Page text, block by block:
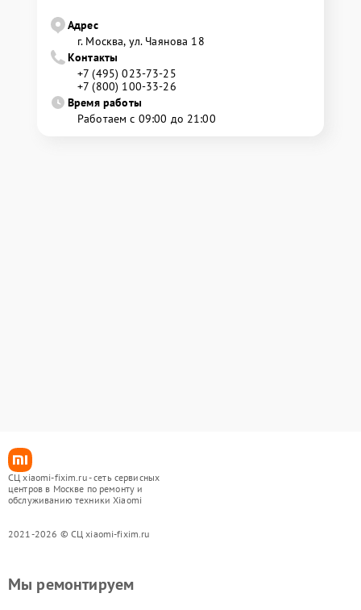
Адрес
г. Москва, ул. Чаянова 18
Контакты
+7 (495) 023-73-25
+7 (800) 100-33-26
Время работы
Работаем с 09:00 до 21:00
СЦ xiaomi-fixim.ru - сеть сервисных
центров в Москве по ремонту и
обслуживанию техники Xiaomi
2021-2026 © СЦ xiaomi-fixim.ru
Мы ремонтируем